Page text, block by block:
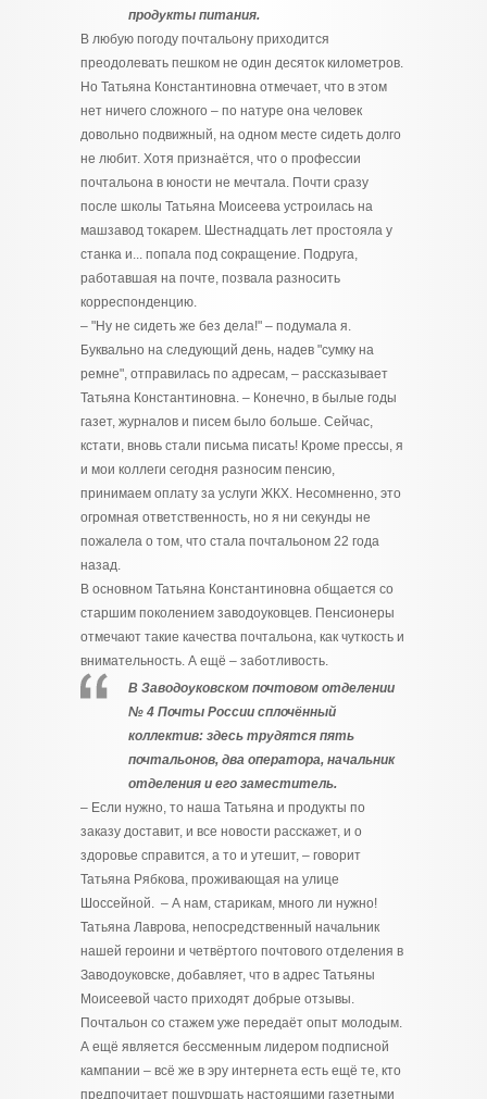
продукты питания.
В любую погоду почтальону приходится
преодолевать пешком не один десяток километров.
Но Татьяна Константиновна отмечает, что в этом
нет ничего сложного – по натуре она человек
довольно подвижный, на одном месте сидеть долго
не любит. Хотя признаётся, что о профессии
почтальона в юности не мечтала. Почти сразу
после школы Татьяна Моисеева устроилась на
машзавод токарем. Шестнадцать лет простояла у
станка и... попала под сокращение. Подруга,
работавшая на почте, позвала разносить
корреспонденцию.
– "Ну не сидеть же без дела!" – подумала я.
Буквально на следующий день, надев "сумку на
ремне", отправилась по адресам, – рассказывает
Татьяна Константиновна. – Конечно, в былые годы
газет, журналов и писем было больше. Сейчас,
кстати, вновь стали письма писать! Кроме прессы, я
и мои коллеги сегодня разносим пенсию,
принимаем оплату за услуги ЖКХ. Несомненно, это
огромная ответственность, но я ни секунды не
пожалела о том, что стала почтальоном 22 года
назад.
В основном Татьяна Константиновна общается со
старшим поколением заводоуковцев. Пенсионеры
отмечают такие качества почтальона, как чуткость и
внимательность. А ещё – заботливость.
В Заводоуковском почтовом отделении
№ 4 Почты России сплочённый
коллектив: здесь трудятся пять
почтальонов, два оператора, начальник
отделения и его заместитель.
– Если нужно, то наша Татьяна и продукты по
заказу доставит, и все новости расскажет, и о
здоровье справится, а то и утешит, – говорит
Татьяна Рябкова, проживающая на улице
Шоссейной. – А нам, старикам, много ли нужно!
Татьяна Лаврова, непосредственный начальник
нашей героини и четвёртого почтового отделения в
Заводоуковске, добавляет, что в адрес Татьяны
Моисеевой часто приходят добрые отзывы.
Почтальон со стажем уже передаёт опыт молодым.
А ещё является бессменным лидером подписной
кампании – всё же в эру интернета есть ещё те, кто
предпочитает пошуршать настоящими газетными